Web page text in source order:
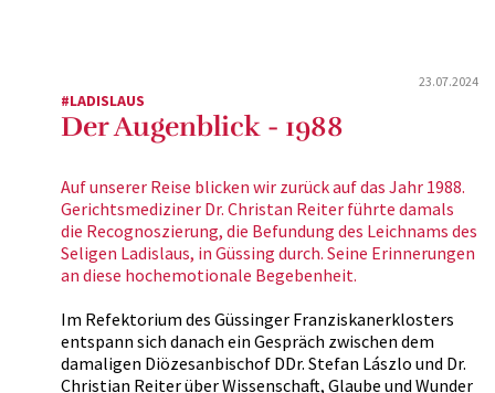
23.07.2024
#LADISLAUS
Der Augenblick - 1988
Auf unserer Reise blicken wir zurück auf das Jahr 1988.
Gerichtsmediziner Dr. Christan Reiter führte damals
die Recognoszierung, die Befundung des Leichnams des
Seligen Ladislaus, in Güssing durch. Seine Erinnerungen
an diese hochemotionale Begebenheit.
Im Refektorium des Güssinger Franziskanerklosters
entspann sich danach ein Gespräch zwischen dem
damaligen Diözesanbischof DDr. Stefan Lászlo und Dr.
Christian Reiter über Wissenschaft, Glaube und Wunder